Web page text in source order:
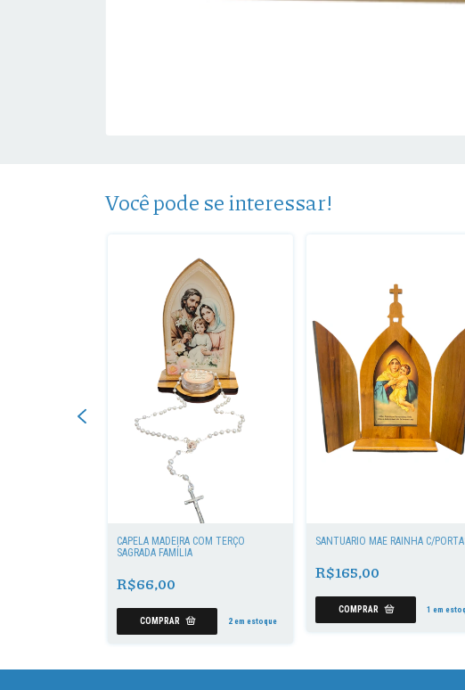
Você pode se interessar!
CAPELA MADEIRA COM TERÇO
SAGRADA FAMÍLIA
R$66,00
2em estoque
SANTUÁRIO MÃE RAINHA C/
R$165,00
1 em